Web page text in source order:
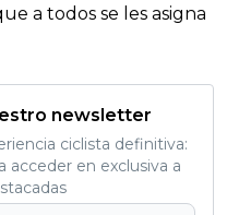
a todos se les asigna
newsletter
ciclista definitiva:
acceder en exclusiva a